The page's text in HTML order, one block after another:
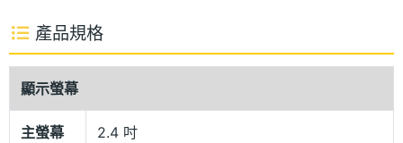
是 MLB 全球首支的 999 純金背蓋手機，不僅內建郭
泓志專屬的桌布、開關機畫面，且具備 MLB 專屬音
效，可收聽多種的音樂播放格式，影片錄製播放、錄
音等功能。
產品規格
顯示螢幕
主螢幕
2.4 吋